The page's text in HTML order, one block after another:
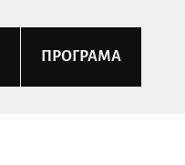
ПРОГРАМА